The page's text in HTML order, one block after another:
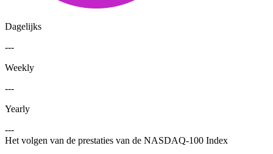
Dagelijks
---
Weekly
---
Yearly
---
Het volgen van de prestaties van de NASDAQ-100 Index